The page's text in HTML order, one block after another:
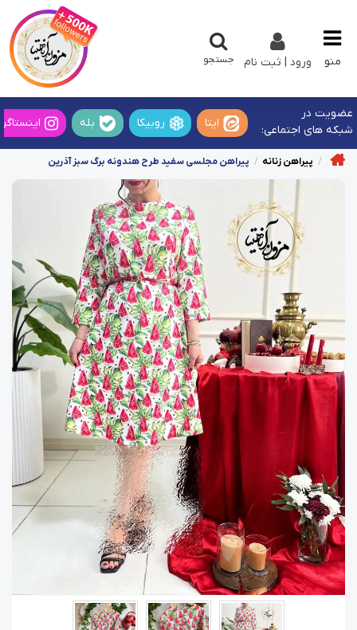
منو ورود | ثبت نام جستجو
عضویت در
شبکه های اجتماعی:
ایتا روبیکا بله
پیراهن زنانه پیراهن مجلسی سفید طرح هندونه برگ سبز آذرین